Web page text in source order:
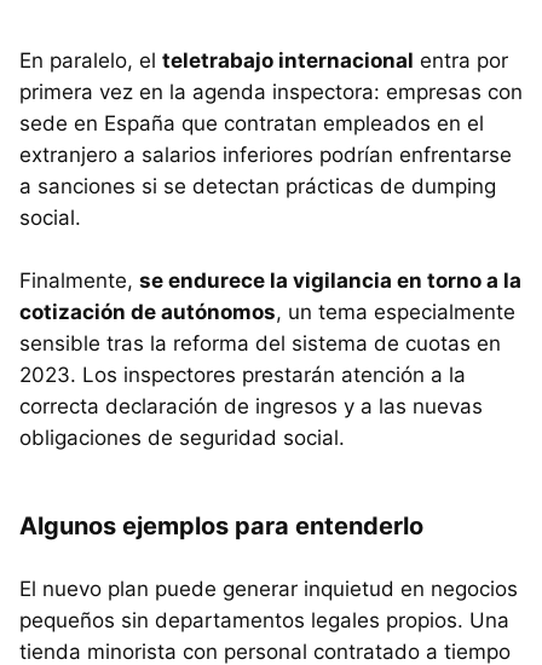
En paralelo, el teletrabajo internacional entra por
primera vez en la agenda inspectora: empresas con
sede en España que contratan empleados en el
extranjero a salarios inferiores podrían enfrentarse
a sanciones si se detectan prácticas de dumping
social.
Finalmente, se endurece la vigilancia en torno a la
cotización de autónomos, un tema especialmente
sensible tras la reforma del sistema de cuotas en
2023. Los inspectores prestarán atención a la
correcta declaración de ingresos y a las nuevas
obligaciones de seguridad social.
Algunos ejemplos para entenderlo
El nuevo plan puede generar inquietud en negocios
pequeños sin departamentos legales propios. Una
tienda minorista con personal contratado a tiempo